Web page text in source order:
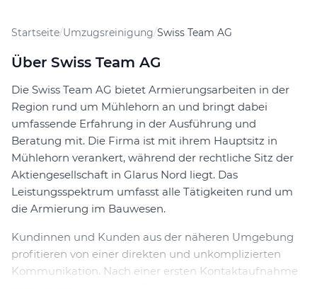
Startseite/Umzugsreinigung/Swiss Team AG
Über Swiss Team AG
Die Swiss Team AG bietet Armierungsarbeiten in der
Region rund um Mühlehorn an und bringt dabei
umfassende Erfahrung in der Ausführung und
Beratung mit. Die Firma ist mit ihrem Hauptsitz in
Mühlehorn verankert, während der rechtliche Sitz der
Aktiengesellschaft in Glarus Nord liegt. Das
Leistungsspektrum umfasst alle Tätigkeiten rund um
die Armierung im Bauwesen.
Kundinnen und Kunden aus der näheren Umgebung
profitieren von einer direkten und unkomplizierten
Kommunikation. Nach einer ersten Kontaktaufnahme